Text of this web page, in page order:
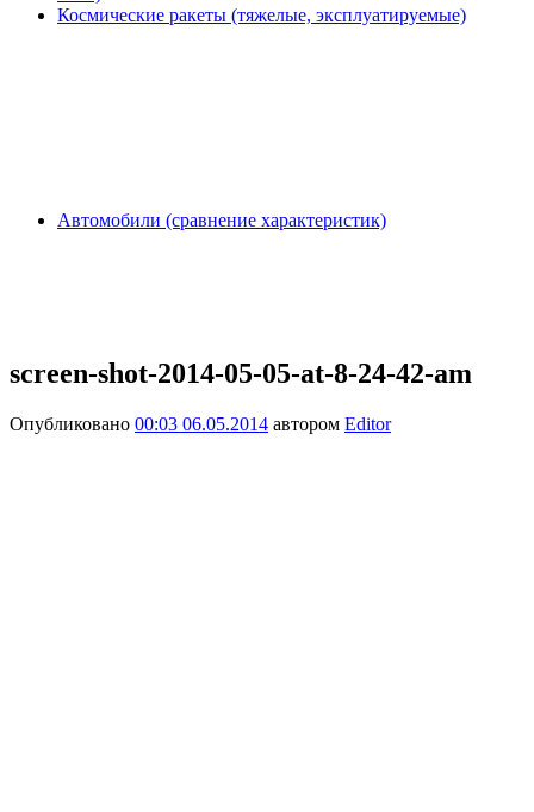
Космические ракеты (тяжелые, эксплуатируемые)
Автомобили (сравнение характеристик)
screen-shot-2014-05-05-at-8-24-42-am
Опубликовано 00:03 06.05.2014 автором Editor